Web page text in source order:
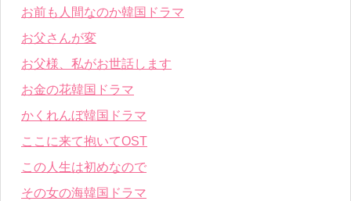
お前も人間なのか韓国ドラマ
お父さんが変
お父様、私がお世話します
お金の花韓国ドラマ
かくれんぼ韓国ドラマ
ここに来て抱いてOST
この人生は初めなので
その女の海韓国ドラマ